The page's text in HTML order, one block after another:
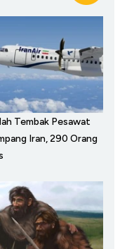
Tembak Pesawat
Iran, 290 Orang